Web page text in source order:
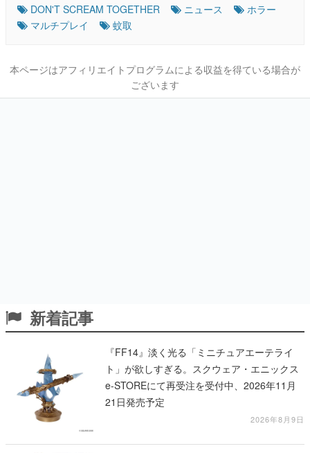
DON'T SCREAM TOGETHER ニュース
ホラー
マルチプレイ
蚊取
本ページはアフィリエイトプログラムによる収益を得ている場合が
ございます
新着記事
『FF14』淡く光る「ミニチュアエーテライ
ト」が欲しすぎる。スクウェア・エニックス
e-STOREにて再受注を受付中、2026年11月
21日発売予定
2026年8月9日